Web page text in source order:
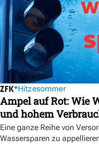
Hitzesommer
Ampel auf Rot: Wie
und hohem
Eine ganze Reihe von
Wassersparen zu